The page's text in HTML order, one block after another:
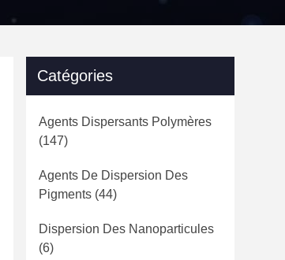
Catégories
Agents Dispersants Polymères
(147)
Agents De Dispersion Des
Pigments (44)
Dispersion Des Nanoparticules
(6)